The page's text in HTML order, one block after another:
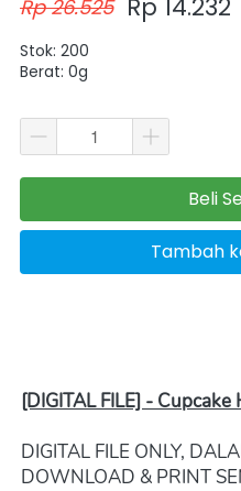
Rp 26.525 Rp 14.232
Stok: 200
Berat: 0g
`Beli
`Tambah
[DIGITAL FILE] -
DIGITAL FILE ONLY,
DOWNLOAD & PRINT